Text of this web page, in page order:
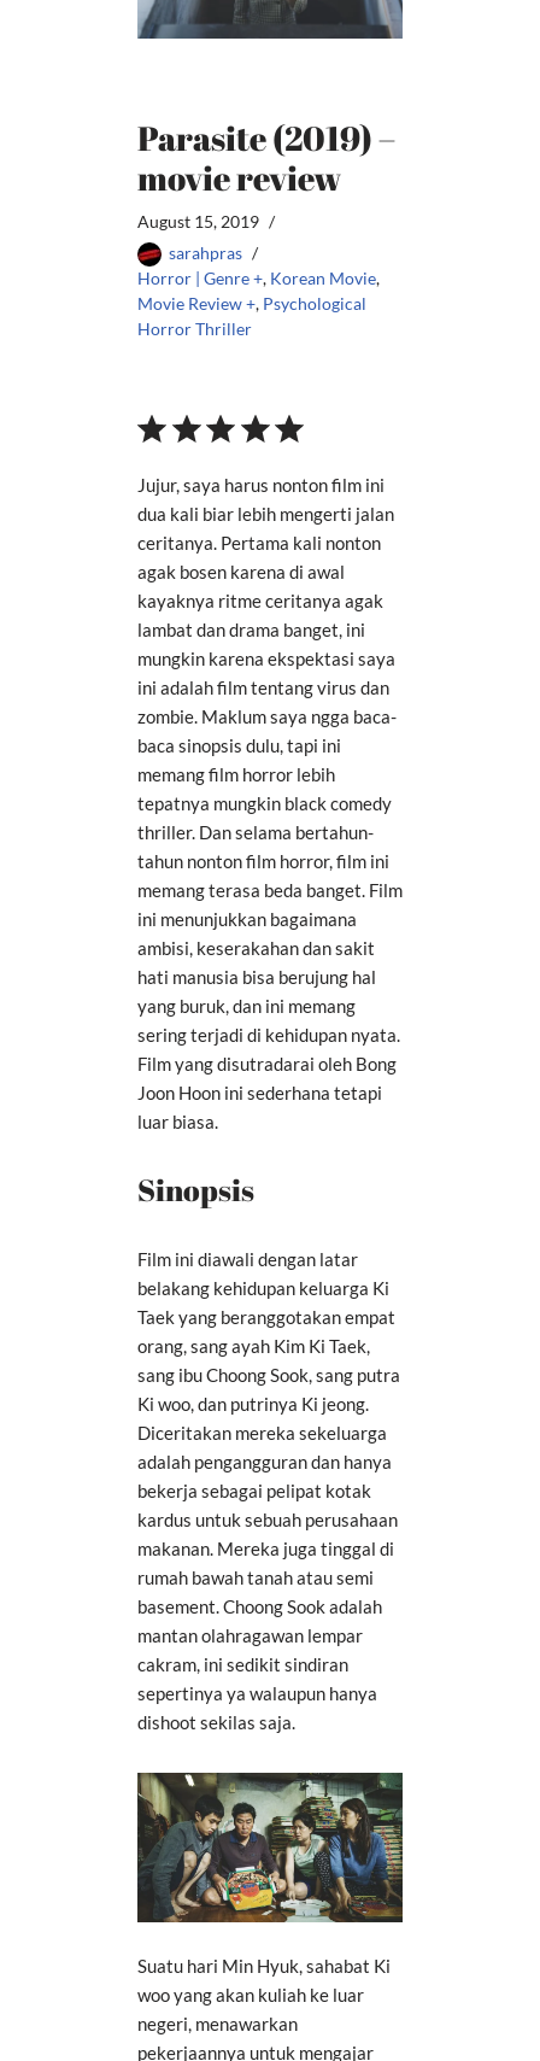
Parasite (2019) –
movie review
August 15, 2019
sarahpras
Horror | Genre +, Korean Movie,
Movie Review +, Psychological
Horror Thriller
Jujur, saya harus nonton film ini
dua kali biar lebih mengerti jalan
ceritanya. Pertama kali nonton
agak bosen karena di awal
kayaknya ritme ceritanya agak
lambat dan drama banget, ini
mungkin karena ekspektasi saya
ini adalah film tentang virus dan
zombie. Maklum saya ngga baca-
baca sinopsis dulu, tapi ini
memang film horror lebih
tepatnya mungkin black comedy
thriller. Dan selama bertahun-
tahun nonton film horror, film ini
memang terasa beda banget. Film
ini menunjukkan bagaimana
ambisi, keserakahan dan sakit
hati manusia bisa berujung hal
yang buruk, dan ini memang
sering terjadi di kehidupan nyata.
Film yang disutradarai oleh Bong
Joon Hoon ini sederhana tetapi
luar biasa.
Sinopsis
Film ini diawali dengan latar
belakang kehidupan keluarga Ki
Taek yang beranggotakan empat
orang, sang ayah Kim Ki Taek,
sang ibu Choong Sook, sang putra
Ki woo, dan putrinya Ki jeong.
Diceritakan mereka sekeluarga
adalah pengangguran dan hanya
bekerja sebagai pelipat kotak
kardus untuk sebuah perusahaan
makanan. Mereka juga tinggal di
rumah bawah tanah atau semi
basement. Choong Sook adalah
mantan olahragawan lempar
cakram, ini sedikit sindiran
sepertinya ya walaupun hanya
dishoot sekilas saja.
Suatu hari Min Hyuk, sahabat Ki
woo yang akan kuliah ke luar
negeri, menawarkan
pekerjaannya untuk mengajar